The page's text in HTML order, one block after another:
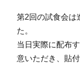
第2回の試食会は
た。
当日実際に配布
意いただき、貼